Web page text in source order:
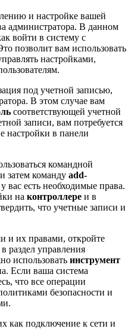
и настройке вашей
администратора. В данном
войти в систему с
позволит вам использовать
настройками,
под учетной записью,
В этом случае вам
соответствующей учетной
записи, вам потребуется
настройки в панели
командной
и затем команду add-
вас есть необходимые права.
на контроллере и в
что учетные записи и
и их правами, откройте
раздел управления
использовать инструмент
Если ваша система
что все операции
безопасности и
как подключение к сети и